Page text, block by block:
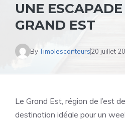
UNE
GRAND EST
ByTimolesconteurs20 juillet
Le Grand Est, région de l’est
destination idéale pour un